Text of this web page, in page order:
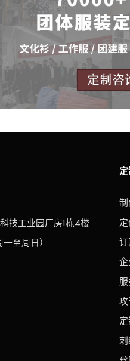
技工业园厂房1栋4楼
至周日）